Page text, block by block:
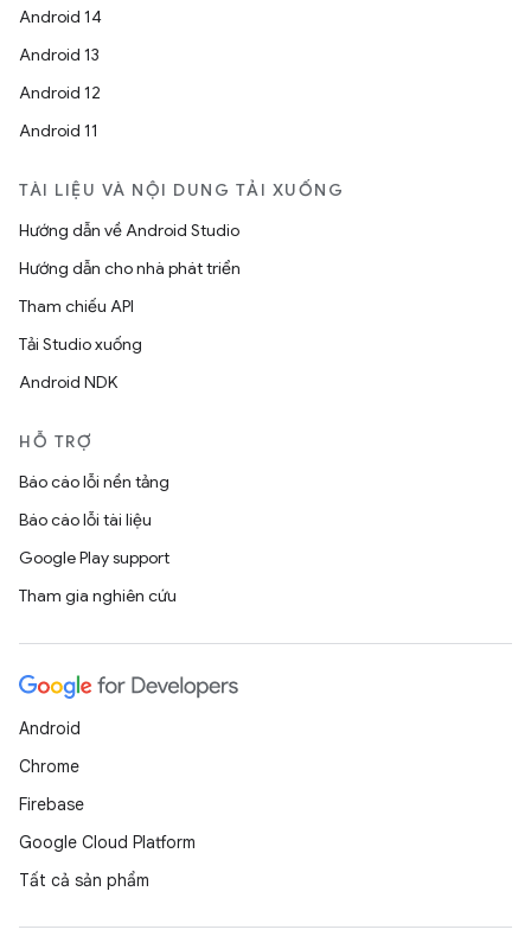
Android 14
Android 13
Android 12
Android 11
TÀI LIỆU VÀ NỘI DUNG TẢI XUỐNG
Hướng dẫn về Android Studio
Hướng dẫn cho nhà phát triển
Tham chiếu API
Tải Studio xuống
Android NDK
HỖ TRỢ
Báo cáo lỗi nền tảng
Báo cáo lỗi tài liệu
Google Play support
Tham gia nghiên cứu
Android
Chrome
Firebase
Google Cloud Platform
Tất cả sản phẩm